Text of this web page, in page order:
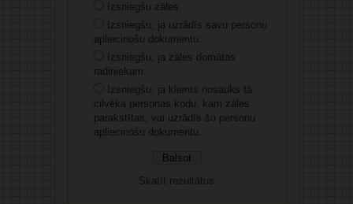
Izsniegšu zāles.
Izsniegšu, ja uzrādīs savu personu
apliecinošu dokumentu.
Izsniegšu, ja zāles domātas
radiniekam.
Izsniegšu, ja klients nosauks tā
cilvēka personas kodu, kam zāles
parakstītas, vai uzrādīs šo personu
apliecinošu dokumentu.
Skatīt rezultātus